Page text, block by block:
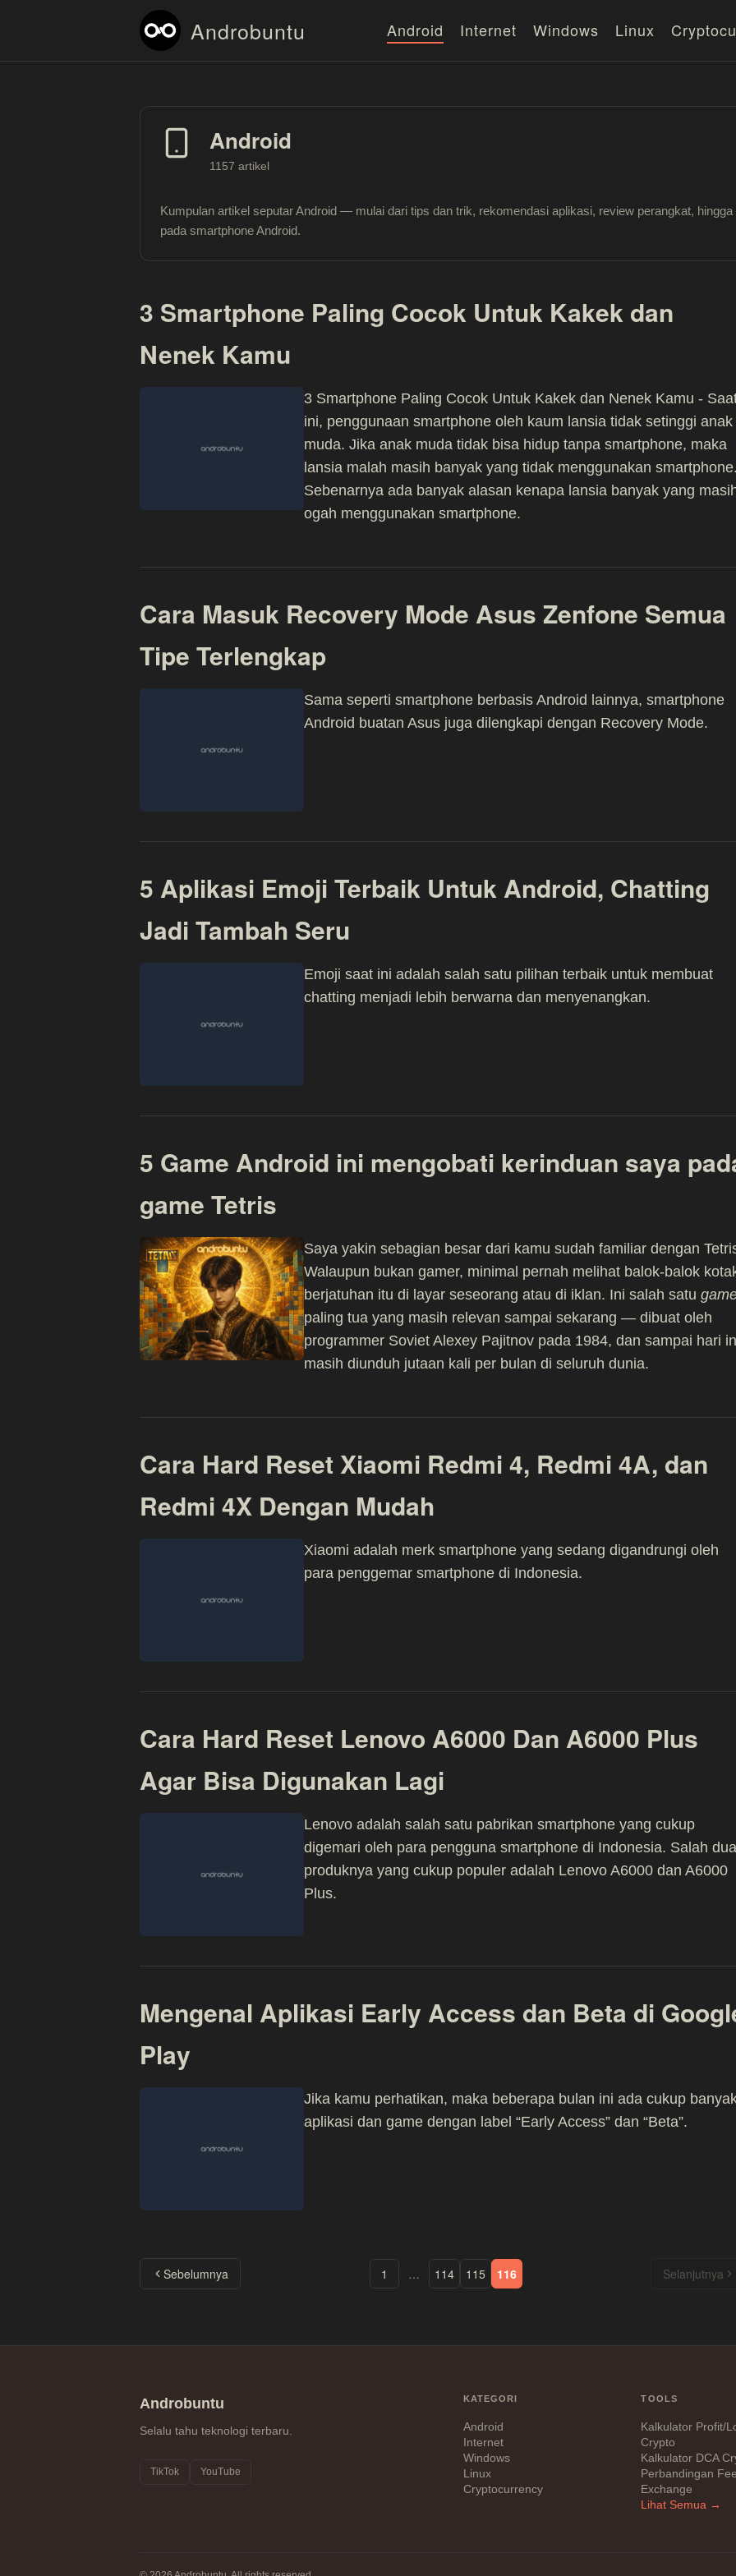
Androbuntu Android Internet Windows Linux
Android
1157 artikel
Kumpulan artikel seputar Android — mulai dari tips dan trik, rekomendasi aplikasi, review perangkat,
pada smartphone Android.
3 Smartphone Paling Cocok Untuk Kakek dan
Nenek Kamu
3 Smartphone Paling Cocok Untuk Kakek dan Nenek Kamu -
ini, penggunaan smartphone oleh kaum lansia tidak setinggi anak
muda. Jika anak muda tidak bisa hidup tanpa smartphone, maka
lansia malah masih banyak yang tidak menggunakan smartphone.
Sebenarnya ada banyak alasan kenapa lansia banyak yang
ogah menggunakan smartphone.
Cara Masuk Recovery Mode Asus Zenfone Semua
Tipe Terlengkap
Sama seperti smartphone berbasis Android lainnya, smartphone
Android buatan Asus juga dilengkapi dengan Recovery Mode.
5 Aplikasi Emoji Terbaik Untuk Android, Chatting
Jadi Tambah Seru
Emoji saat ini adalah salah satu pilihan terbaik untuk membuat
chatting menjadi lebih berwarna dan menyenangkan.
5 Game Android ini mengobati kerinduan saya
game Tetris
Saya yakin sebagian besar dari kamu sudah familiar dengan
Walaupun bukan gamer, minimal pernah melihat balok-balok
berjatuhan itu di layar seseorang atau di iklan. Ini salah satu
paling tua yang masih relevan sampai sekarang — dibuat oleh
programmer Soviet Alexey Pajitnov pada 1984, dan sampai hari
masih diunduh jutaan kali per bulan di seluruh dunia.
Cara Hard Reset Xiaomi Redmi 4, Redmi 4A, dan
Redmi 4X Dengan Mudah
Xiaomi adalah merk smartphone yang sedang digandrungi oleh
para penggemar smartphone di Indonesia.
Cara Hard Reset Lenovo A6000 Dan A6000 Plus
Agar Bisa Digunakan Lagi
Lenovo adalah salah satu pabrikan smartphone yang cukup
digemari oleh para pengguna smartphone di Indonesia. Salah dua
produknya yang cukup populer adalah Lenovo A6000 dan A6000
Plus.
Mengenal Aplikasi Early Access dan Beta di
Play
Jika kamu perhatikan, maka beberapa bulan ini ada cukup
aplikasi dan game dengan label “Early Access” dan “Beta”.
Sebelumnya 1 … 114 115 116 Selanjutnya
Androbuntu
Selalu tahu teknologi terbaru.
TikTok YouTube
KATEGORI
Android
Internet
Windows
Linux
Cryptocurrency
TOOLS
Kalkulator Profit/
Crypto
Kalkulator DCA
Perbandingan Fee
Exchange
Lihat Semua →